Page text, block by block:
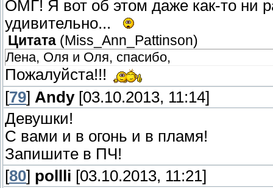
ОМГ! Я вот об этом даже как-то ни
удивительно...
Цитата (Miss_Ann_Pattinson)
Лена, Оля и Оля, спасибо,
Пожалуйста!!!
[79] Andy[03.10.2013, 11:14]
Девушки!
С вами и в огонь и в пламя!
Запишите в ПЧ!
[80] pollli [03.10.2013, 11:21]